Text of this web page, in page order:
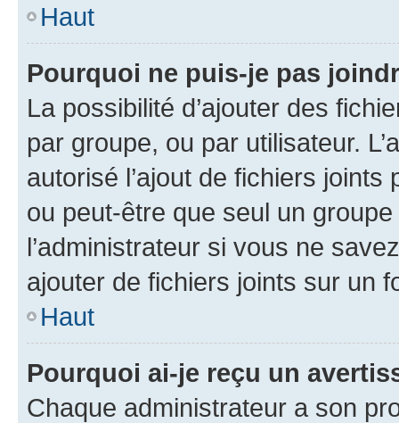
Haut
Pourquoi ne puis-je pas
La possibilité d’ajouter des
par groupe, ou par utilisateur.
autorisé l’ajout de fichiers
ou peut-être que seul un
l’administrateur si vous ne
ajouter de fichiers joints sur un
Haut
Pourquoi ai-je reçu un
Chaque administrateur a son